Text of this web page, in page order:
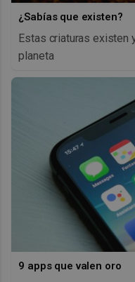
¿Sabías que existen?
Estas criaturas existen
planeta
9 apps que valen oro